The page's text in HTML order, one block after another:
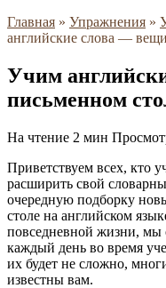
Главная » Упражнения »
английские слова —
Учим
письменном
На чтение 2 мин
Приветствуем всех, кто
расширить свой
очередную подборку
столе на английском
повседневной жизни, мы
каждый день во время
их будет не сложно,
известны вам.